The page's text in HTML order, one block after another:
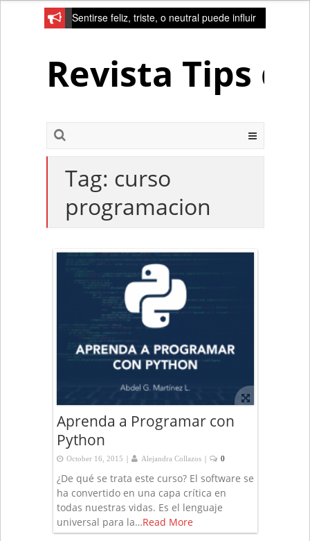
Sentirse feliz, triste, o neutral puede influir
Revista Tips
Tag: curso
programacion
Aprenda a Programar con
Python
October 16, 2015 | Alejandra Collazos | 0
¿De qué se trata este curso? El software se
ha convertido en una capa crítica en
todas nuestras vidas. Es el lenguaje
universal para la…Read More